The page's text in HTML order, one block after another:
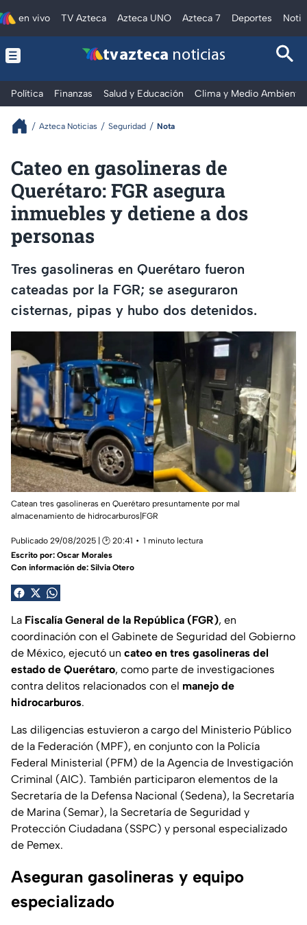
en vivo TV Azteca Azteca UNO Azteca 7 Deportes
tv azteca noticias
Política Finanzas Salud y Educación Clima y Medio Ambiente
Azteca Noticias Seguridad Nota
Cateo en gasolineras de
Querétaro: FGR asegura
inmuebles y detiene a dos
personas
Tres gasolineras en Querétaro fueron
cateadas por la FGR; se aseguraron
cisternas, pipas y hubo dos detenidos.
Catean tres gasolineras en Querétaro presuntamente por mal
almacenamiento de hidrocarburos|FGR
Publicado 29/08/2025 | 🕑 20:41
1 minuto lectura
Escrito por: Oscar Morales
Con información de: Silvia Otero
La Fiscalía General de la República (FGR), en
coordinación con el Gabinete de Seguridad del Gobierno
de México, ejecutó un cateo en tres gasolineras del
estado de Querétaro, como parte de investigaciones
contra delitos relacionados con el manejo de
hidrocarburos.
Las diligencias estuvieron a cargo del Ministerio Público
de la Federación (MPF), en conjunto con la Policía
Federal Ministerial (PFM) de la Agencia de Investigación
Criminal (AIC). También participaron elementos de la
Secretaría de la Defensa Nacional (Sedena), la Secretaría
de Marina (Semar), la Secretaría de Seguridad y
Protección Ciudadana (SSPC) y personal especializado
de Pemex.
Aseguran gasolineras y equipo
especializado